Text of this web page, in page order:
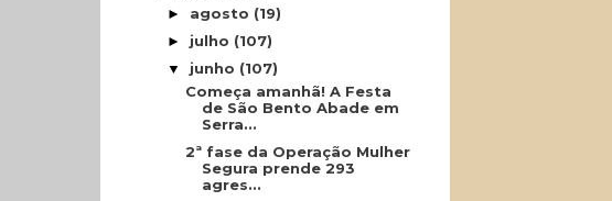
► agosto (19)
► julho (107)
▼ junho (107)
Começa amanhã! A Festa
de São Bento Abade em
Serra...
2ª fase da Operação Mulher
Segura prende 293
agres...